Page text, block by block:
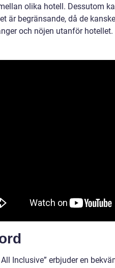
olika hotell. Dessutom
är begränsande, då de
och nöjen utanför hotellet.
All Inclusive” erbjuder en